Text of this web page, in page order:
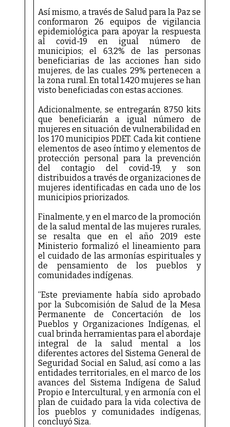
Así mismo, a través de Salud para la Paz se
conformaron 26 equipos de vigilancia
epidemiológica para apoyar la respuesta
al covid-19 en igual número de
municipios; el 63,2% de las personas
beneficiarias de las acciones han sido
mujeres, de las cuales 29% pertenecen a
la zona rural. En total 1.420 mujeres se han
visto beneficiadas con estas acciones.
Adicionalmente, se entregarán 8.750 kits
que beneficiarán a igual número de
mujeres en situación de vulnerabilidad en
los 170 municipios PDET. Cada kit contiene
elementos de aseo íntimo y elementos de
protección personal para la prevención
del contagio del covid-19, y son
distribuidos a través de organizaciones de
mujeres identificadas en cada uno de los
municipios priorizados.
Finalmente, y en el marco de la promoción
de la salud mental de las mujeres rurales,
se resalta que en el año 2019 este
Ministerio formalizó el lineamiento para
el cuidado de las armonías espirituales y
de pensamiento de los pueblos y
comunidades indígenas.
“Este previamente había sido aprobado
por la Subcomisión de Salud de la Mesa
Permanente de Concertación de los
Pueblos y Organizaciones Indígenas, el
cual brinda herramientas para el abordaje
integral de la salud mental a los
diferentes actores del Sistema General de
Seguridad Social en Salud, así como a las
entidades territoriales, en el marco de los
avances del Sistema Indígena de Salud
Propio e Intercultural, y en armonía con el
plan de cuidado para la vida colectiva de
los pueblos y comunidades indígenas,
concluyó Siza.